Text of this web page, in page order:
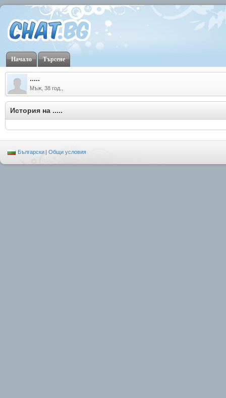
Начало Търсене
.....
Мъж, 38 год.,
История на .....
Български | Общи условия